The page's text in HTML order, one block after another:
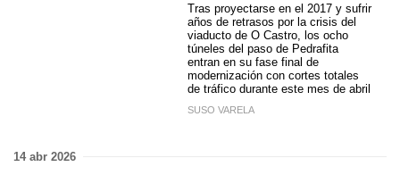
Tras proyectarse en el 2017 y sufrir
años de retrasos por la crisis del
viaducto de O Castro, los ocho
túneles del paso de Pedrafita
entran en su fase final de
modernización con cortes totales
de tráfico durante este mes de abril
SUSO VARELA
14 abr 2026